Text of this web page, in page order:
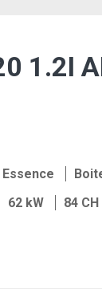
1.2I
Essence
62 kW 84 CH